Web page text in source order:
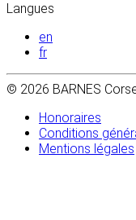
Langues
en
fr
© 2026 BARNES
Honoraires
Conditions
Mentions légales